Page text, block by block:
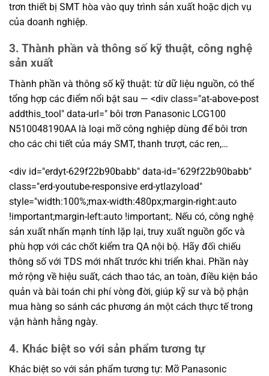
trơn thiết bị SMT hòa vào quy trình sản xuất hoặc dịch vụ
của doanh nghiệp.
3. Thành phần và thông số kỹ thuật, công nghệ
sản xuất
Thành phần và thông số kỹ thuật: từ dữ liệu nguồn, có thể
tổng hợp các điểm nổi bật sau — <div class="at-above-post
addthis_tool" data-url=" bôi trơn Panasonic LCG100
N510048190AA là loại mỡ công nghiệp dùng để bôi trơn
cho các chi tiết của máy SMT, thanh trượt, các ren,…
<div id="erdyt-629f22b90babb" data-id="629f22b90babb"
class="erd-youtube-responsive erd-ytlazyload"
style="width:100%;max-width:480px;margin-right:auto
!important;margin-left:auto !important;. Nếu có, công nghệ
sản xuất nhấn mạnh tính lặp lại, truy xuất nguồn gốc và
phù hợp với các chốt kiểm tra QA nội bộ. Hãy đối chiếu
thông số với TDS mới nhất trước khi triển khai. Phần này
mở rộng về hiệu suất, cách thao tác, an toàn, điều kiện bảo
quản và bài toán chi phí vòng đời, giúp kỹ sư và bộ phận
mua hàng so sánh các phương án một cách thực tế trong
vận hành hằng ngày.
4. Khác biệt so với sản phẩm tương tự
Khác biệt so với sản phẩm tương tự: Mỡ Panasonic